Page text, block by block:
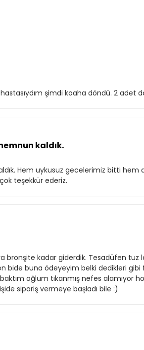
şimdi koaha döndü. 2 adet
kaldık.
Hem uykusuz gecelerimiz bitti hem
teşekkür ederiz.
bronşite kadar giderdik. Tesadüfen tuz
buna ödeyeyim belki dedikleri gibi
oğlum tıkanmış nefes alamıyor
sipariş vermeye başladı bile :)